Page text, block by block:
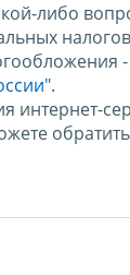
либо
.
интернет-